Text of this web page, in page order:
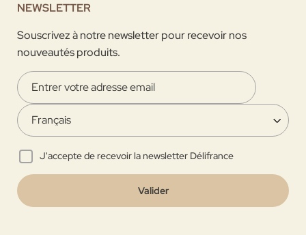
NEWSLETTER
Souscrivez à notre newsletter pour recevoir nos
nouveautés produits.
J'accepte de recevoir la newsletter Délifrance
Valider